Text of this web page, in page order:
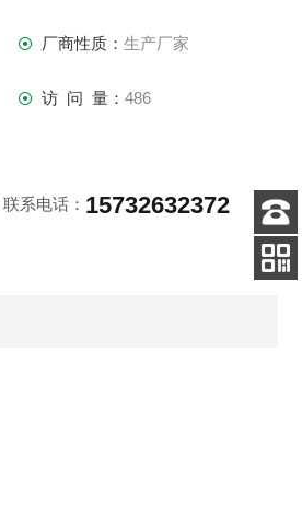
厂商性质： 生产厂家
访 问 量： 486
联系电话： 15732632372
客服
电话